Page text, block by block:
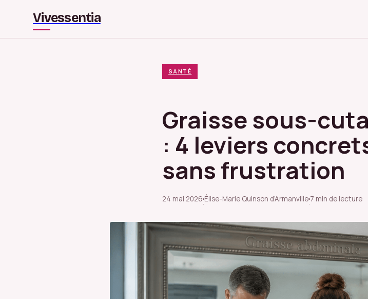
Vivessentia
SANTÉ
Graisse sous-
: 4 leviers
sans frustration
24 mai 2026
·
Élise-Marie Quinson d’Armanville
·
7 min de lecture